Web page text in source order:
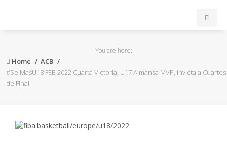
ACB
FEB
You are here:
Home
ACB
#SelMasU18 FEB 2022 Cuarta Victoria, U17 Almansa MVP, Invicta a Cuartos
de Final